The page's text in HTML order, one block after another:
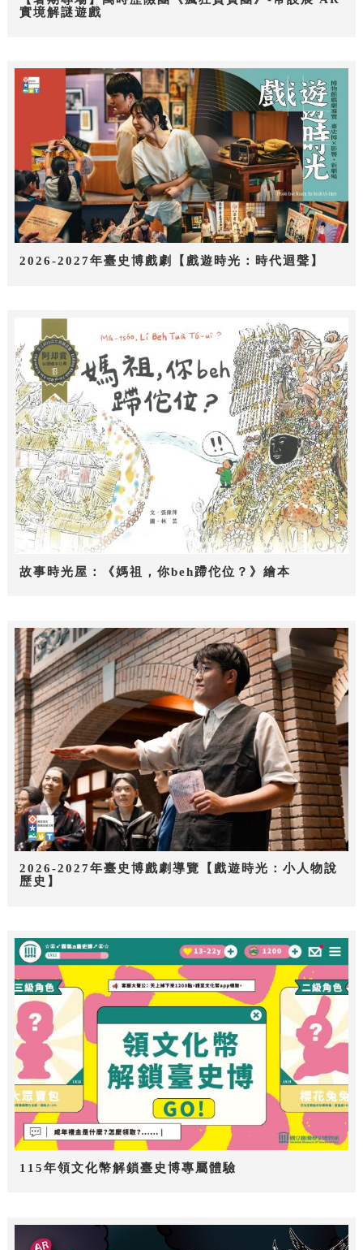
實境解謎遊戲
2026-2027年臺史博戲劇【戲遊時光：時代迴聲】
故事時光屋：《媽祖，你beh蹛佗位？》繪本
2026-2027年臺史博戲劇導覽【戲遊時光：小人物說
歷史】
115年領文化幣解鎖臺史博專屬體驗